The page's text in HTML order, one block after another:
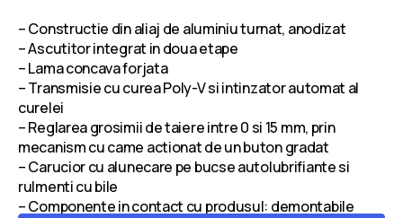
– Constructie din aliaj de aluminiu turnat, anodizat
– Ascutitor integrat in doua etape
– Lama concava forjata
– Transmisie cu curea Poly-V si intinzator automat al
curelei
– Reglarea grosimii de taiere intre 0 si 15 mm, prin
mecanism cu came actionat de un buton gradat
– Carucior cu alunecare pe bucse autolubrifiante si
rulmenti cu bile
– Componente in contact cu produsul: demontabile